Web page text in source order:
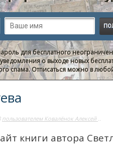
для бесплатного
о выходе новых
спама. Отписаться можно в
пользователем Ковалёнок Алексей ..
книги автора